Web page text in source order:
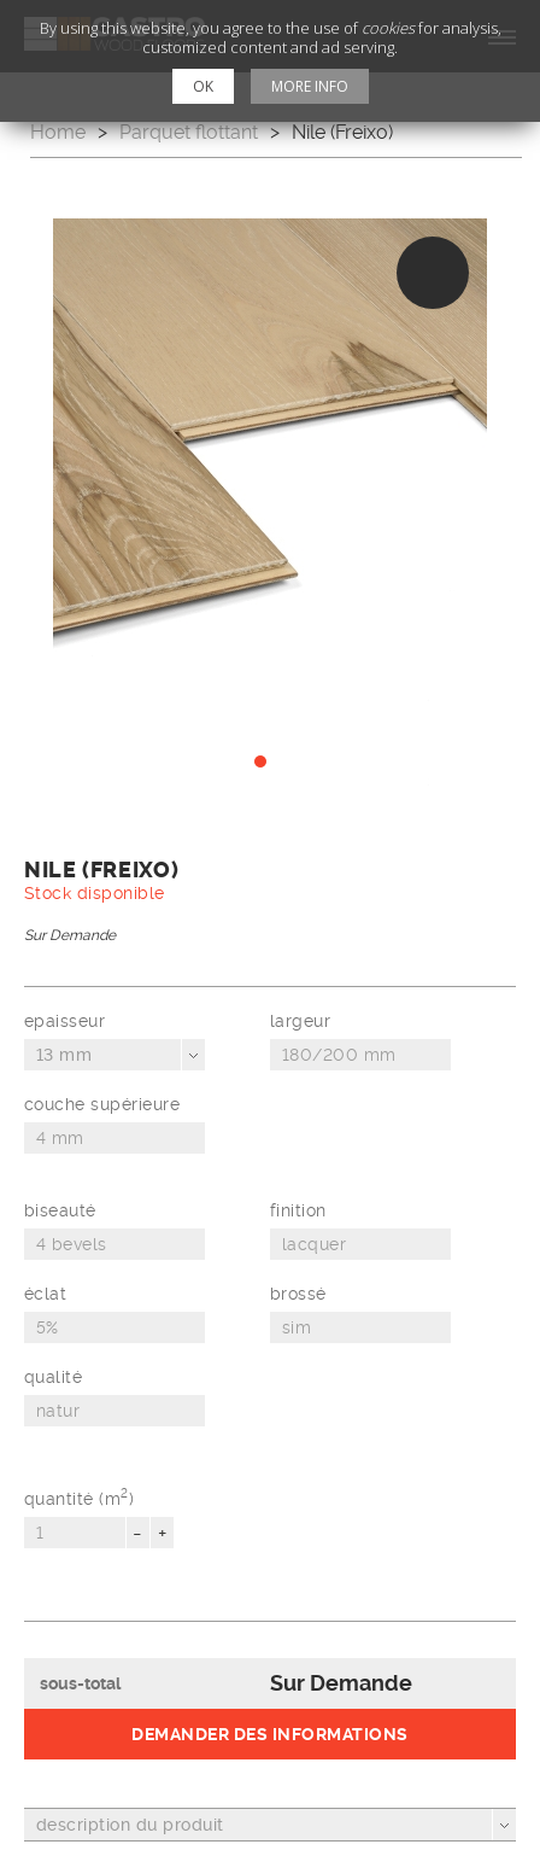
Home > Parquet flottant > Nile (Freixo)
NILE (FREIXO)
Stock disponible
Sur Demande
epaisseur
13 mm
largeur
couche supérieure
biseauté finition
éclat brossé
qualité
quantité (m2)
- +
sous-total Sur Demande
DEMANDER DES INFORMATIONS
description du produit
By using this website, you agree to the use ofcookiesfor analysis,
customized content and ad serving.
OK MORE INFO